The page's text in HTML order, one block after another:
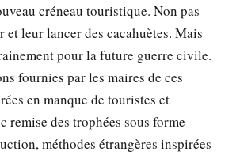
créneau touristique. Non pas
leur lancer des cacahuètes. Mais
pour la future guerre civile.
fournies par les maires de ces
en manque de touristes et
remise des trophées sous forme
méthodes étrangères inspirées